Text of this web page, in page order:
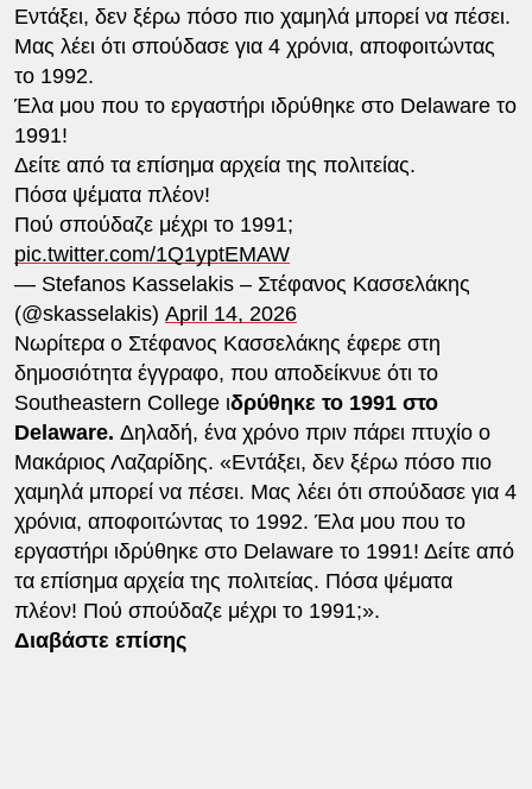
Εντάξει, δεν ξέρω πόσο πιο χαμηλά μπορεί να πέσει.
Μας λέει ότι σπούδασε για 4 χρόνια, αποφοιτώντας
το 1992.
Έλα μου που το εργαστήρι ιδρύθηκε στο Delaware το
1991!
Δείτε από τα επίσημα αρχεία της πολιτείας.
Πόσα ψέματα πλέον!
Πού σπούδαζε μέχρι το 1991;
pic.twitter.com/1Q1yptEMAW
— Stefanos Kasselakis – Στέφανος Κασσελάκης
(@skasselakis) April 14, 2026
Νωρίτερα ο Στέφανος Κασσελάκης έφερε στη
δημοσιότητα έγγραφο, που αποδείκνυε ότι το
Southeastern College ιδρύθηκε το 1991 στο
Delaware. Δηλαδή, ένα χρόνο πριν πάρει πτυχίο ο
Μακάριος Λαζαρίδης. «Εντάξει, δεν ξέρω πόσο πιο
χαμηλά μπορεί να πέσει. Μας λέει ότι σπούδασε για 4
χρόνια, αποφοιτώντας το 1992. Έλα μου που το
εργαστήρι ιδρύθηκε στο Delaware το 1991! Δείτε από
τα επίσημα αρχεία της πολιτείας. Πόσα ψέματα
πλέον! Πού σπούδαζε μέχρι το 1991;».
Διαβάστε επίσης